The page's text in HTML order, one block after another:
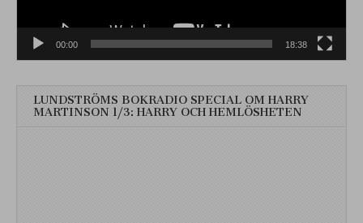
00:00 18:38
LUNDSTRÖMS BOKRADIO SPECIAL OM HARRY
MARTINSON 1/3: HARRY OCH HEMLÖSHETEN